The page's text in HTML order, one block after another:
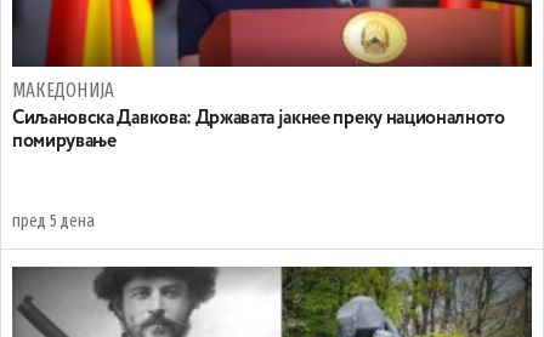
МАКЕДОНИЈА
Сиљановска Давкова: Државата јакнее преку националното
помирување
пред 5 дена